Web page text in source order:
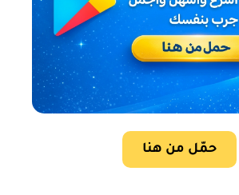
حمّل من هنا